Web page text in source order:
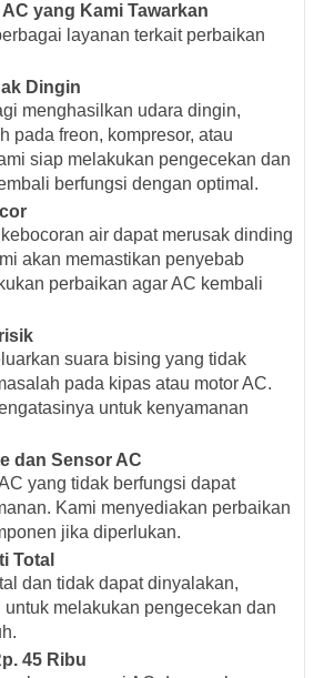
yang Kami Tawarkan
layanan terkait perbaikan
Dingin
menghasilkan udara dingin,
pada freon, kompresor, atau
siap melakukan pengecekan dan
berfungsi dengan optimal.
air dapat merusak dinding
akan memastikan penyebab
perbaikan agar AC kembali
suara bising yang tidak
pada kipas atau motor AC.
untuk kenyamanan
dan Sensor AC
yang tidak berfungsi dapat
Kami menyediakan perbaikan
jika diperlukan.
Total
dan tidak dapat dinyalakan,
melakukan pengecekan dan
45 Ribu